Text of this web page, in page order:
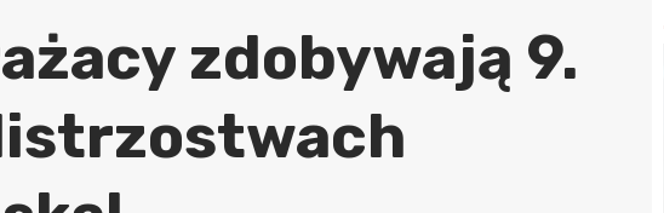
zdobywają 9.